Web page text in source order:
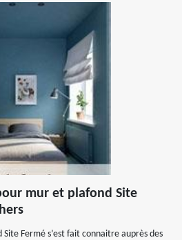
mur et plafond Site
Fermé s’est fait connaitre auprès des